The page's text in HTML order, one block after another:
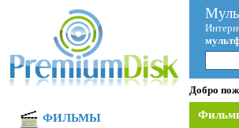
Добро
ФИЛЬМЫ